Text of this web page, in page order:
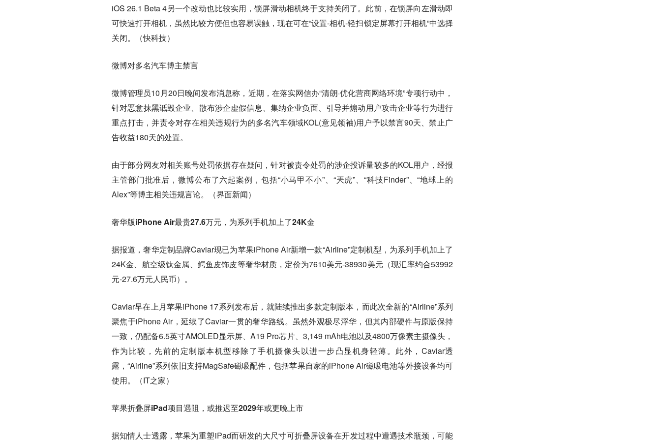
iOS 26.1 Beta 4另一个改动也比较实用，锁屏滑动相机终于支持关闭了。此前，在锁屏向左滑动即
可快速打开相机，虽然比较方便但也容易误触，现在可在“设置-相机-轻扫锁定屏幕打开相机”中选择
关闭。（快科技）
微博对多名汽车博主禁言
微博管理员10月20日晚间发布消息称，近期，在落实网信办“清朗·优化营商网络环境”专项行动中，
针对恶意抹黑诋毁企业、散布涉企虚假信息、集纳企业负面、引导并煽动用户攻击企业等行为进行
重点打击，并责令对存在相关违规行为的多名汽车领域KOL(意见领袖)用户予以禁言90天、禁止广
告收益180天的处置。
由于部分网友对相关账号处罚依据存在疑问，针对被责令处罚的涉企投诉量较多的KOL用户，经报
主管部门批准后，微博公布了六起案例，包括“小马甲不小”、“兲虎”、“科技Finder”、“地球上的
Alex”等博主相关违规言论。（界面新闻）
奢华版iPhone Air最贵27.6万元，为系列手机加上了24K金
据报道，奢华定制品牌Caviar现已为苹果iPhone Air新增一款“Airline”定制机型，为系列手机加上了
24K金、航空级钛金属、鳄鱼皮饰皮等奢华材质，定价为7610美元-38930美元（现汇率约合53992
元-27.6万元人民币）。
Caviar早在上月苹果iPhone 17系列发布后，就陆续推出多款定制版本，而此次全新的“Airline”系列
聚焦于iPhone Air，延续了Caviar一贯的奢华路线。虽然外观极尽浮华，但其内部硬件与原版保持
一致，仍配备6.5英寸AMOLED显示屏、A19 Pro芯片、3,149 mAh电池以及4800万像素主摄像头，
作为比较，先前的定制版本机型移除了手机摄像头以进一步凸显机身轻薄。此外，Caviar透
露，“Airline”系列依旧支持MagSafe磁吸配件，包括苹果自家的iPhone Air磁吸电池等外接设备均可
使用。（IT之家）
苹果折叠屏iPad项目遇阻，或推迟至2029年或更晚上市
据知情人士透露，苹果为重塑iPad而研发的大尺寸可折叠屏设备在开发过程中遭遇技术瓶颈，可能